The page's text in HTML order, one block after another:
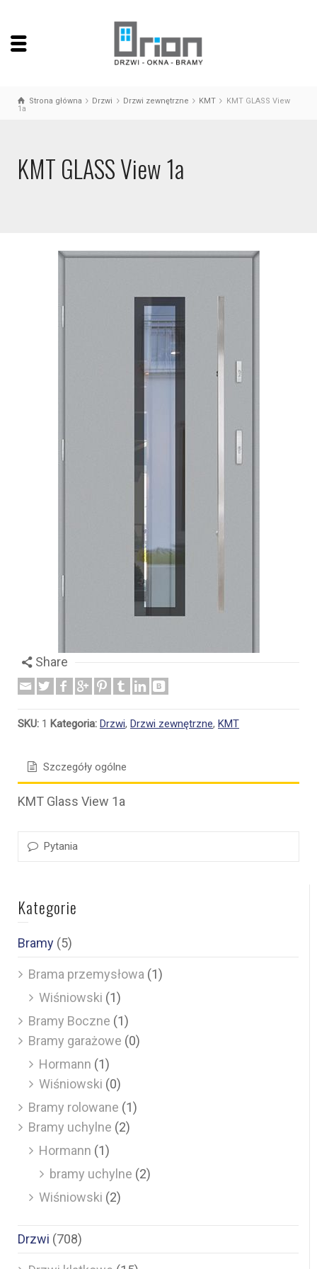
Strona główna Drzwi Drzwi zewnętrzne KMT
KMT GLASS View
1a
KMT GLASS View 1a
Share
SKU: 1 Kategoria: Drzwi, Drzwi zewnętrzne, KMT
Szczegóły ogólne
KMT Glass View 1a
Pytania
Kategorie
Bramy (5)
Brama przemysłowa (1)
Wiśniowski (1)
Bramy Boczne (1)
Bramy garażowe (0)
Hormann (1)
Wiśniowski (0)
Bramy rolowane (1)
Bramy uchylne (2)
Hormann (1)
bramy uchylne (2)
Wiśniowski (2)
Drzwi (708)